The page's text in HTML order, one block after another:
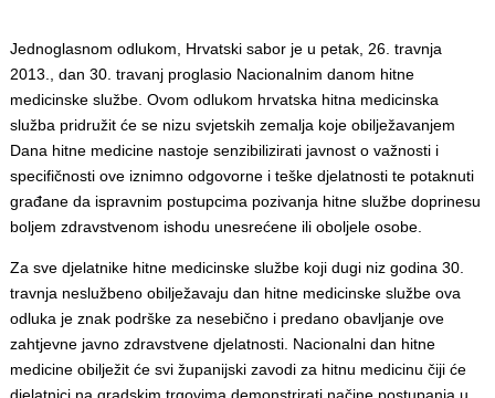
Jednoglasnom odlukom, Hrvatski sabor je u petak, 26. travnja
2013., dan 30. travanj proglasio Nacionalnim danom hitne
medicinske službe. Ovom odlukom hrvatska hitna medicinska
služba pridružit će se nizu svjetskih zemalja koje obilježavanjem
Dana hitne medicine nastoje senzibilizirati javnost o važnosti i
specifičnosti ove iznimno odgovorne i teške djelatnosti te potaknuti
građane da ispravnim postupcima pozivanja hitne službe doprinesu
boljem zdravstvenom ishodu unesrećene ili oboljele osobe.
Za sve djelatnike hitne medicinske službe koji dugi niz godina 30.
travnja neslužbeno obilježavaju dan hitne medicinske službe ova
odluka je znak podrške za nesebično i predano obavljanje ove
zahtjevne javno zdravstvene djelatnosti. Nacionalni dan hitne
medicine obilježit će svi županijski zavodi za hitnu medicinu čiji će
djelatnici na gradskim trgovima demonstrirati načine postupanja u